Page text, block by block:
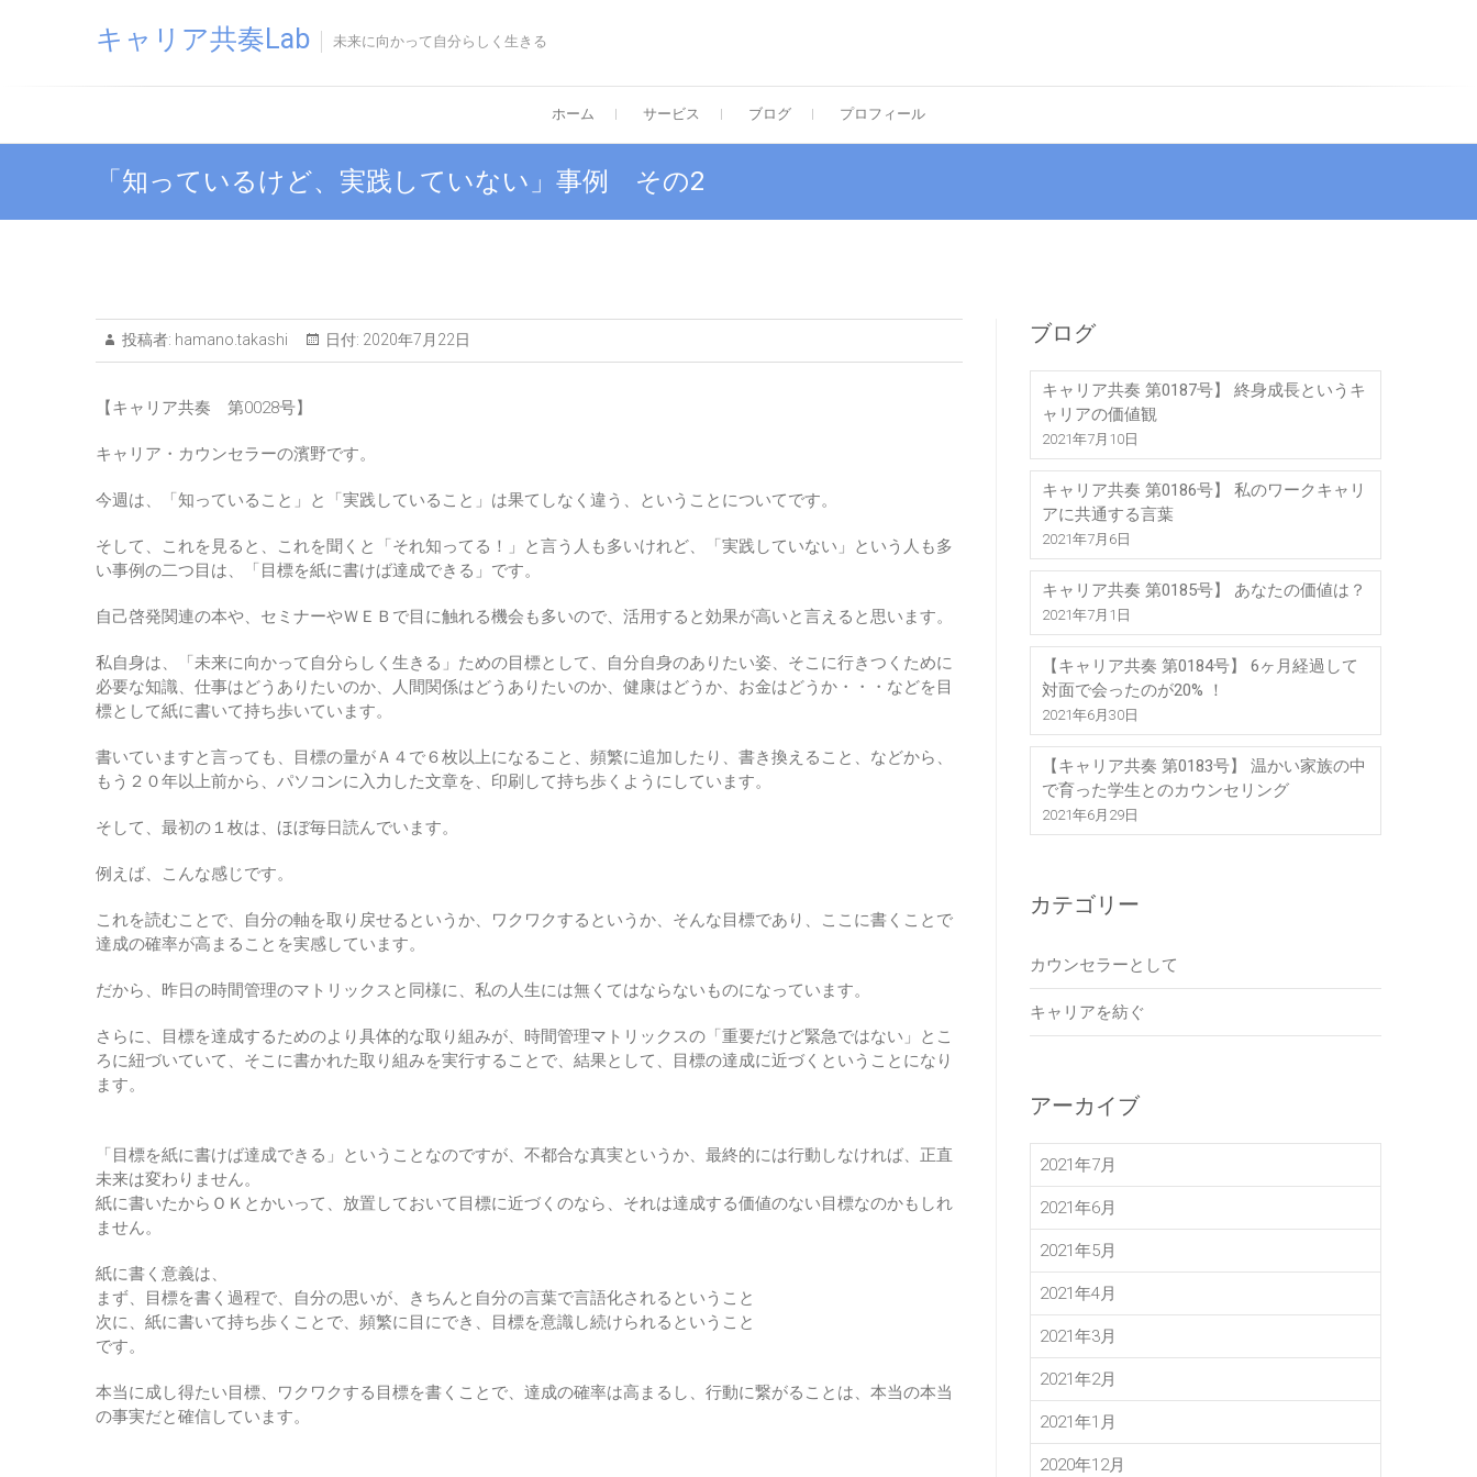
キャリア共奏Lab 未来に向かって自分らしく生きる
ホーム サービス ブログ プロフィール
「知っているけど、実践していない」事例 その2
投稿者: hamano.takashi 日付: 2020年7月22日
【キャリア共奏 第0028号】
キャリア・カウンセラーの濱野です。
今週は、「知っていること」と「実践していること」は果てしなく違う、ということについてです。
そして、これを見ると、これを聞くと「それ知ってる！」と言う人も多いけれど、「実践していない」という人も多
い事例の二つ目は、「目標を紙に書けば達成できる」です。
自己啓発関連の本や、セミナーやＷＥＢで目に触れる機会も多いので、活用すると効果が高いと言えると思います。
私自身は、「未来に向かって自分らしく生きる」ための目標として、自分自身のありたい姿、そこに行きつくために
必要な知識、仕事はどうありたいのか、人間関係はどうありたいのか、健康はどうか、お金はどうか・・・などを目
標として紙に書いて持ち歩いています。
書いていますと言っても、目標の量がＡ４で６枚以上になること、頻繁に追加したり、書き換えること、などから、
もう２０年以上前から、パソコンに入力した文章を、印刷して持ち歩くようにしています。
そして、最初の１枚は、ほぼ毎日読んでいます。
例えば、こんな感じです。
これを読むことで、自分の軸を取り戻せるというか、ワクワクするというか、そんな目標であり、ここに書くことで
達成の確率が高まることを実感しています。
だから、昨日の時間管理のマトリックスと同様に、私の人生には無くてはならないものになっています。
さらに、目標を達成するためのより具体的な取り組みが、時間管理マトリックスの「重要だけど緊急ではない」とこ
ろに紐づいていて、そこに書かれた取り組みを実行することで、結果として、目標の達成に近づくということになり
ます。
「目標を紙に書けば達成できる」ということなのですが、不都合な真実というか、最終的には行動しなければ、正直
未来は変わりません。
紙に書いたからＯＫとかいって、放置しておいて目標に近づくのなら、それは達成する価値のない目標なのかもしれ
ません。
紙に書く意義は、
まず、目標を書く過程で、自分の思いが、きちんと自分の言葉で言語化されるということ
次に、紙に書いて持ち歩くことで、頻繁に目にでき、目標を意識し続けられるということ
です。
本当に成し得たい目標、ワクワクする目標を書くことで、達成の確率は高まるし、行動に繋がることは、本当の本当
の事実だと確信しています。
ブログ
キャリア共奏 第0187号】 終身成長というキ
ャリアの価値観
2021年7月10日
キャリア共奏 第0186号】 私のワークキャリ
アに共通する言葉
2021年7月6日
キャリア共奏 第0185号】 あなたの価値は？
2021年7月1日
【キャリア共奏 第0184号】 6ヶ月経過して
対面で会ったのが20% ！
2021年6月30日
【キャリア共奏 第0183号】 温かい家族の中
で育った学生とのカウンセリング
2021年6月29日
カテゴリー
カウンセラーとして
キャリアを紡ぐ
アーカイブ
2021年7月
2021年6月
2021年5月
2021年4月
2021年3月
2021年2月
2021年1月
2020年12月